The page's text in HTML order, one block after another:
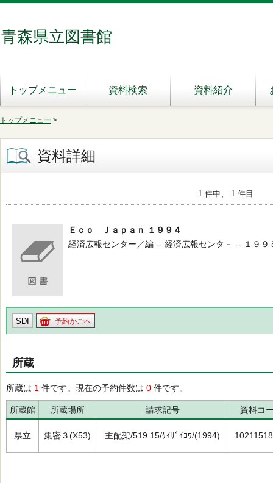
青森県立図書館
トップメニュー 資料検索 資料紹介
トップメニュー >
資料詳細
1 件中、 1 件目
Ｅｃｏ Ｊａｐａｎ １９９４
経済広報センター／編 -- 経済広報センタ－ -- １９９
SDI 予約かごへ
所蔵
所蔵は 1 件です。現在の予約件数は 0 件です。
所蔵館 所蔵場所 請求記号 資料コ
県立 集密３(X53) 主配架/519.15/ｹｲｻﾞｲｺｳ/(1994)